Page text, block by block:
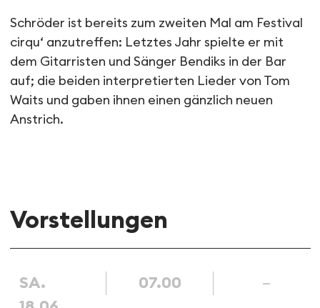
Schröder ist bereits zum zweiten Mal am Festival
cirqu‘ anzutreffen: Letztes Jahr spielte er mit
dem Gitarristen und Sänger Bendiks in der Bar
auf; die beiden interpretierten Lieder von Tom
Waits und gaben ihnen einen gänzlich neuen
Anstrich.
Vorstellungen
SA.
07.00 –